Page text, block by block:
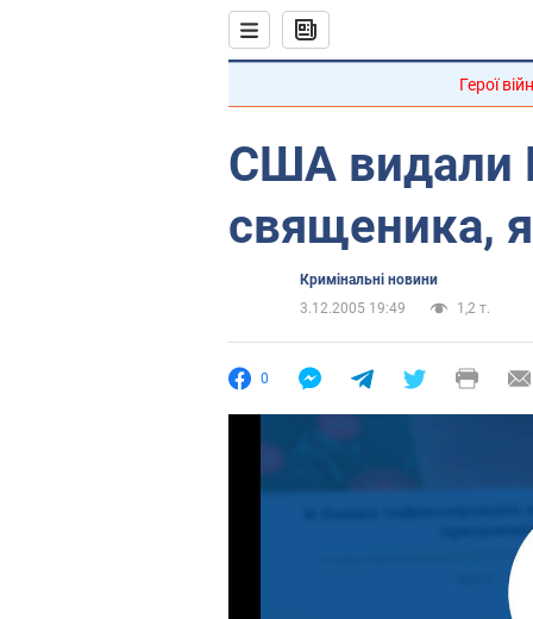
Герої
США видали
священика,
Кримінальні новини
3.12.2005 19:49
1,2 т.
0